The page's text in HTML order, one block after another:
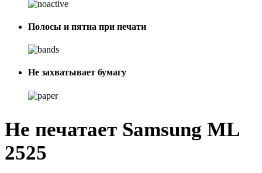
Полосы и пятна при печати
Не захватывает бумагу
Не печатает Samsung ML
2525